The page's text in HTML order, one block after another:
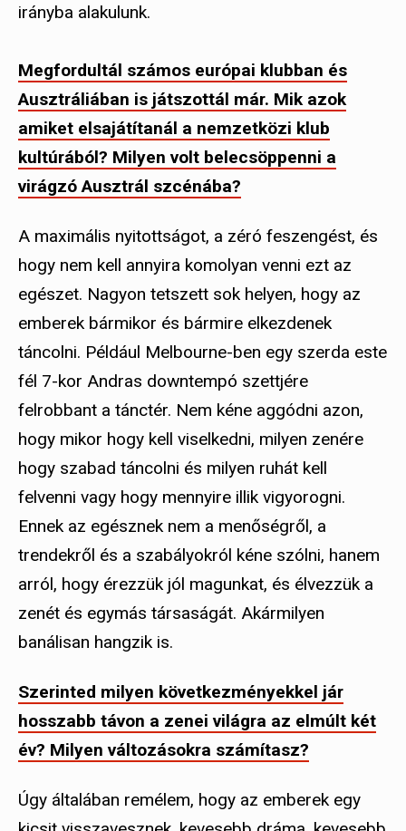
irányba alakulunk.
Megfordultál számos európai klubban és
Ausztráliában is játszottál már. Mik azok
amiket elsajátítanál a nemzetközi klub
kultúrából? Milyen volt belecsöppenni a
virágzó Ausztrál szcénába?
A maximális nyitottságot, a zéró feszengést, és
hogy nem kell annyira komolyan venni ezt az
egészet. Nagyon tetszett sok helyen, hogy az
emberek bármikor és bármire elkezdenek
táncolni. Például Melbourne-ben egy szerda este
fél 7-kor Andras downtempó szettjére
felrobbant a tánctér. Nem kéne aggódni azon,
hogy mikor hogy kell viselkedni, milyen zenére
hogy szabad táncolni és milyen ruhát kell
felvenni vagy hogy mennyire illik vigyorogni.
Ennek az egésznek nem a menőségről, a
trendekről és a szabályokról kéne szólni, hanem
arról, hogy érezzük jól magunkat, és élvezzük a
zenét és egymás társaságát. Akármilyen
banálisan hangzik is.
Szerinted milyen következményekkel jár
hosszabb távon a zenei világra az elmúlt két
év? Milyen változásokra számítasz?
Úgy általában remélem, hogy az emberek egy